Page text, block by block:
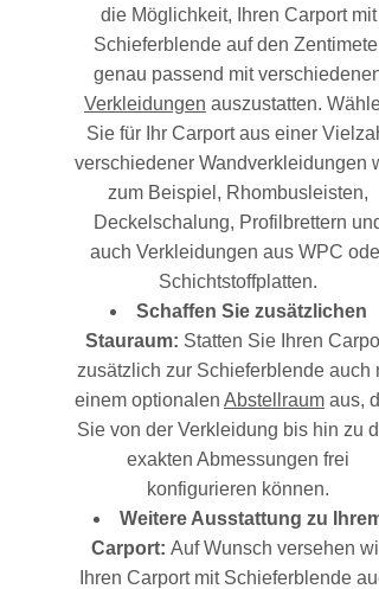
die Möglichkeit, Ihren Carport mit
Schieferblende auf den Zentimeter
genau passend mit verschiedenen
Verkleidungen auszustatten.
Sie für Ihr Carport aus einer Vielzahl
verschiedener Wandverkleidungen
zum Beispiel, Rhombusleisten,
Deckelschalung, Profilbrettern und
auch Verkleidungen aus WPC oder
Schichtstoffplatten.
Schaffen Sie zusätzlichen
Stauraum: Statten Sie Ihren
zusätzlich zur Schieferblende auch
einem optionalen Abstellraum aus,
Sie von der Verkleidung bis hin zu
exakten Abmessungen frei
konfigurieren können.
Weitere Ausstattung zu Ihrem
Carport: Auf Wunsch versehen wir
Ihren Carport mit Schieferblende